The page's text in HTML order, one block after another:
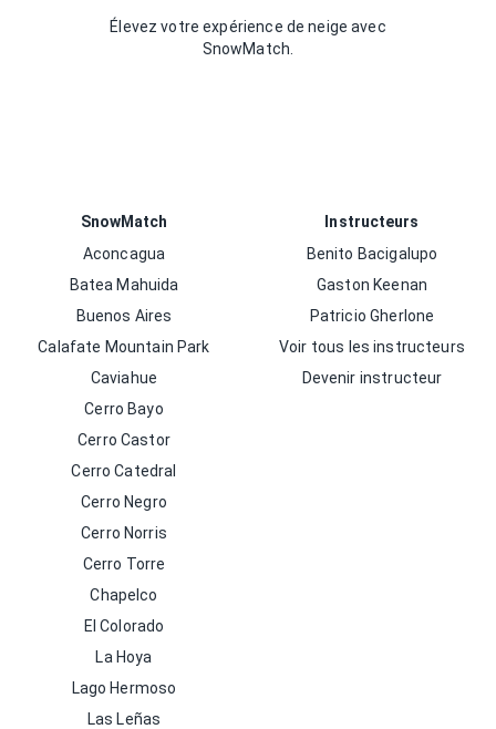
Élevez votre expérience de neige avec
SnowMatch.
SnowMatch
Aconcagua
Batea Mahuida
Buenos Aires
Calafate Mountain Park
Caviahue
Cerro Bayo
Cerro Castor
Cerro Catedral
Cerro Negro
Cerro Norris
Cerro Torre
Chapelco
El Colorado
La Hoya
Lago Hermoso
Las Leñas
Instructeurs
Benito Bacigalupo
Gaston Keenan
Patricio Gherlone
Voir tous les instructeurs
Devenir instructeur